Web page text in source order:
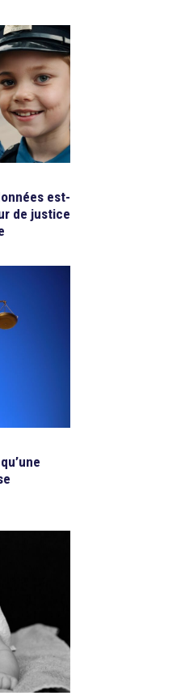
est-
de justice